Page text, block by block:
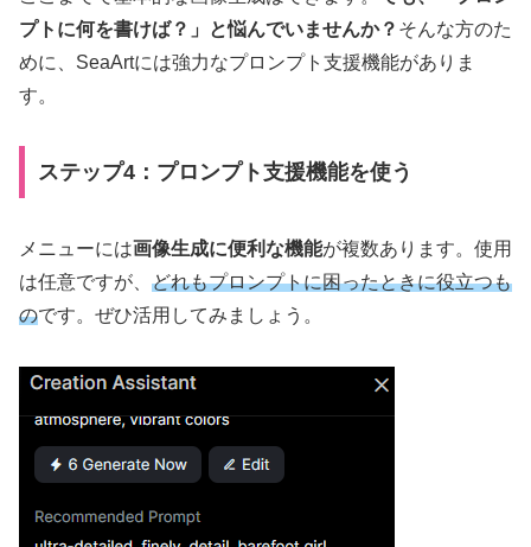
プトに何を書けば？」と悩んでいませんか？ そんな方のた
めに、SeaArtには強力なプロンプト支援機能がありま
す。
ステップ4：プロンプト支援機能を使う
メニューには画像生成に便利な機能が複数あります。使用
は任意ですが、 どれもプロンプトに困ったときに役立つも
のです。ぜひ活用してみましょう。